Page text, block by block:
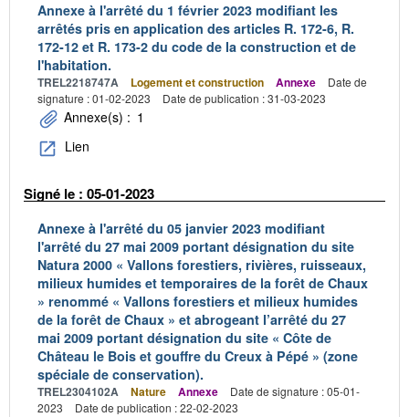
Annexe à l'arrêté du 1 février 2023 modifiant les
arrêtés pris en application des articles R. 172-6, R.
172-12 et R. 173-2 du code de la construction et de
l'habitation.
TREL2218747A Logement et construction Annexe
Date de
signature : 01-02-2023
Date de publication : 31-03-2023
Annexe(s) : 1
Lien
Signé le : 05-01-2023
Annexe à l'arrêté du 05 janvier 2023 modifiant
l'arrêté du 27 mai 2009 portant désignation du site
Natura 2000 « Vallons forestiers, rivières, ruisseaux,
milieux humides et temporaires de la forêt de Chaux
» renommé « Vallons forestiers et milieux humides
de la forêt de Chaux » et abrogeant l’arrêté du 27
mai 2009 portant désignation du site « Côte de
Château le Bois et gouffre du Creux à Pépé » (zone
spéciale de conservation).
TREL2304102A Nature Annexe
Date de signature : 05-01-
2023
Date de publication : 22-02-2023